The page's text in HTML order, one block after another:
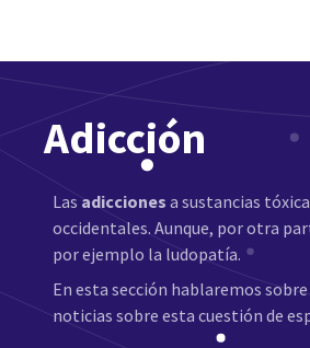
Adicción
Las adicciones a sustancias
occidentales. Aunque, por otra
por ejemplo la ludopatía.
En esta sección hablaremos
noticias sobre esta cuestión de